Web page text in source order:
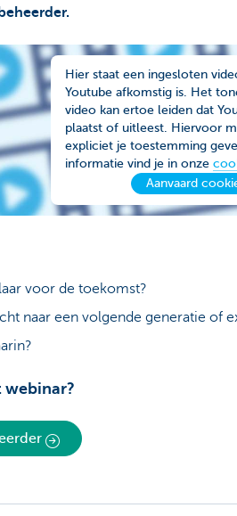
Hier staat een ingesloten
Youtube afkomstig is. Het
video kan ertoe leiden dat
plaatst of uitleest. Hiervoor
expliciet je toestemming
informatie vind je in onze
Aanvaard
voor de toekomst?
naar een volgende generatie of
webinar?